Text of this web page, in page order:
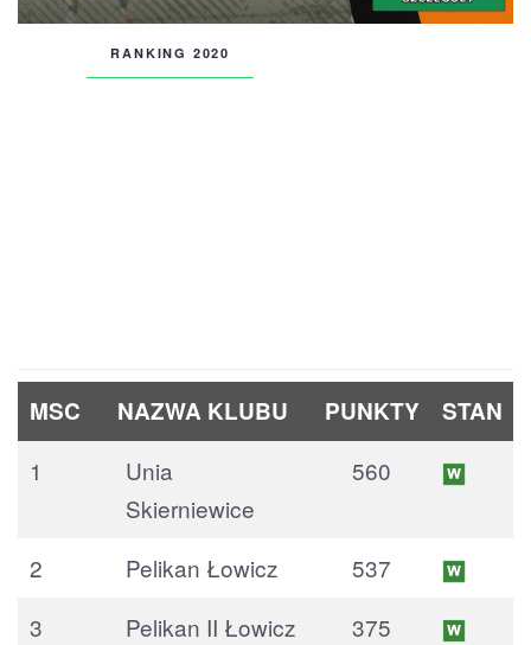
RANKING 2020
MSC NAZWA KLUBU PUNKTY
STAN
1
Unia
Skierniewice
560
2 Pelikan Łowicz
537
3
Pelikan II Łowicz
375